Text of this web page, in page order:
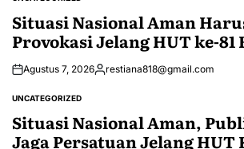
POSTED
IN
Situasi Nasional Aman
Provokasi Jelang HUT ke-81
Agustus 7, 2026Posted
restiana818@gmail.com
POSTED
IN
UNCATEGORIZED
Situasi Nasional Aman,
Jaga Persatuan Jelang HUT